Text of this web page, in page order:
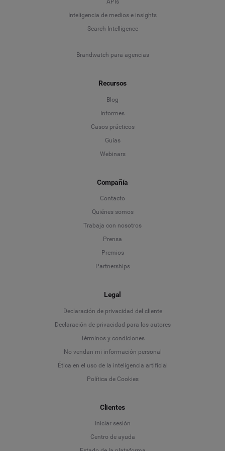
APIs
Inteligencia de medios e insights
Search Intelligence
Brandwatch para agencias
Recursos
Blog
Informes
Casos prácticos
Guías
Webinars
Compañía
Contacto
Quiénes somos
Trabaja con nosotros
Prensa
Premios
Partnerships
Legal
Declaración de privacidad del cliente
Declaración de privacidad para los autores
Términos y condiciones
No vendan mi información personal
Ética en el uso de la inteligencia artificial
Política de Cookies
Clientes
Iniciar sesión
Centro de ayuda
Language
Deutsch